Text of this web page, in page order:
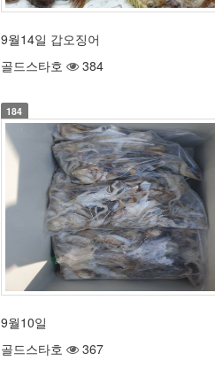
9월14일 갑오징어
골드스타호
384
184
9월10일
골드스타호
367